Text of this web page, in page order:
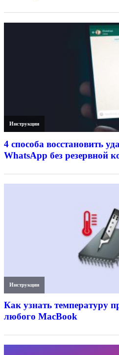
Инструкции
4 способа восстановить
WhatsApp без резервной
Инструкции
Как узнать температуру
любого MacBook